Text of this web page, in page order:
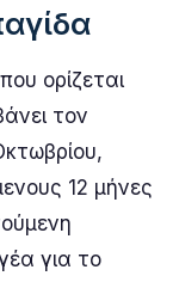
ορίζεται
τον
12 μήνες
για το